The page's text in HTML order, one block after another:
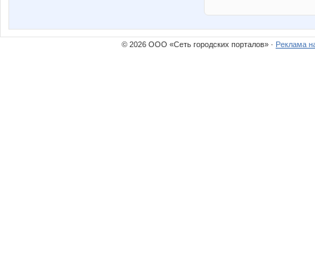
© 2026 ООО «Сеть городских порталов» · Реклама